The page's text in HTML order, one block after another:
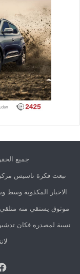
جميع
نبعت فكرة تاسيس
الاخبار المكذوبة وسط
موثوق يستقي منه متلقي
نسبة لمصدره فكان